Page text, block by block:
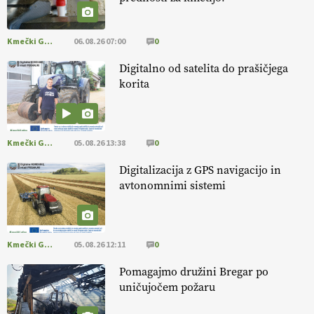
[EKOloško = LOGIČNO
. VEČ
https://t.co/J7RkeaYpYu @EUAgri #IMCAP #CAP
https://t.co/RVG0FzcQN6
14.07.2026
[EKOloško = LOGIČNO
varnost,
okolje in kakovost življenja. VEČ
https://t.co/K0USFPJ5fJ @EUAgri #IMCAP #CAP
https://t.co/vcHhoOixHy
14.07.2026
[EKOloško = LOGIČNO
ampak tudi način njene pridelave
@EUAgri #imcap #cap #blog https://t.co/2sllAmcKwG
[EKOloško = LOGIČNO
Kakovostna ekološka semena in
prilagojene sorte
so temelj uspešne ekološke pridelave.
Kmečki Glas 06.08.26 07:00 0
Digitalno od satelita do prašičjega
korita
Kmečki Glas 05.08.26 13:38 0
Digitalizacija z GPS navigacijo in
avtonomnimi sistemi
Kmečki Glas 05.08.26 12:11 0
Pomagajmo družini Bregar po
uničujočem požaru